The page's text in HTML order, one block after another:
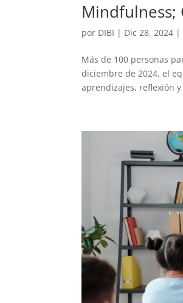
Mindfulness;
por DIBI | Dic 28, 2024 |
Más de 100 personas
diciembre de 2024, el
aprendizajes, reflexión